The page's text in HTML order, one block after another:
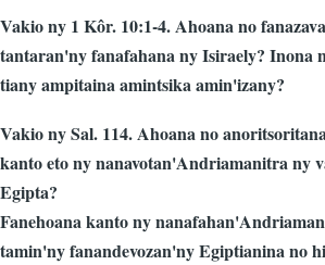
Vakio ny 1 Kôr. 10:1-4. Ahoana no
tantaran'ny fanafahana ny Isiraely? Inona
tiany ampitaina amintsika amin'izany?
Vakio ny Sal. 114. Ahoana no
kanto eto ny nanavotan'Andriamanitra ny
Egipta?
Fanehoana kanto ny
tamin'ny fanandevozan'ny Egiptianina no